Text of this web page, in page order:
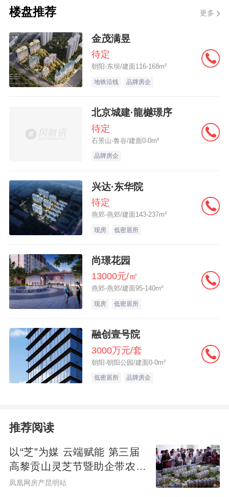
工管理，提升扬尘治理水平，不仅关乎该项
誉和竞争力。后续该企业将如何应对，值得
持续关注。
楼盘推荐 更多
金茂满昱
待定
朝阳-东坝/建面116-168m²
地铁沿线 品牌房企
北京城建·龍樾璟序
待定
石景山-鲁谷/建面0-0m²
品牌房企
兴达·东华院
待定
燕郊-燕郊/建面143-237m²
现房 低密居所
尚璟花园
13000元/㎡
燕郊-燕郊/建面95-140m²
现房 低密居所
融创壹号院
3000万元/套
朝阳-朝阳公园/建面0-0m²
低密居所 品牌房企
推荐阅读
以“芝”为媒 云端赋能 第三届
高黎贡山灵芝节暨助企带农短
视频大赛启幕
凤凰网房产昆明站